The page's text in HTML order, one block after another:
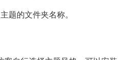
题的文件夹名称。